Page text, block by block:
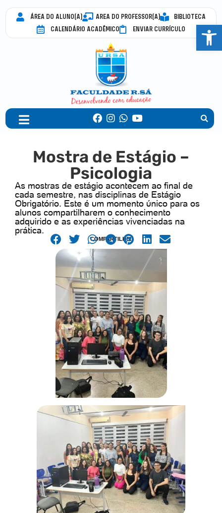
ÁREA DO ALUNO(A) AREA DO PROFESSOR(A)
BIBLIOTECA
CALENDÁRIO ACADÊMICO
ENVIAR CURRÍCULO
Mostra de Estágio –
Psicologia
As mostras de estágio acontecem ao final de
cada semestre, nas disciplinas de Estágio
Obrigatório. Este é um momento único para os
alunos compartilharem o conhecimento
adquirido e as experiências vivenciadas na
prática.
COMPARTILHE!
Abrir